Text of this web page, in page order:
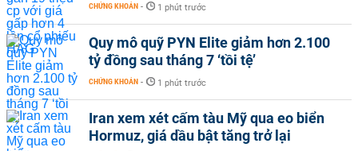
CHỨNG KHOÁN - 1 phút trước
Quy mô quỹ PYN Elite giảm hơn 2.100
tỷ đồng sau tháng 7 ‘tồi tệ’
CHỨNG KHOÁN - 1 phút trước
Iran xem xét cấm tàu Mỹ qua eo biển
Hormuz, giá dầu bật tăng trở lại